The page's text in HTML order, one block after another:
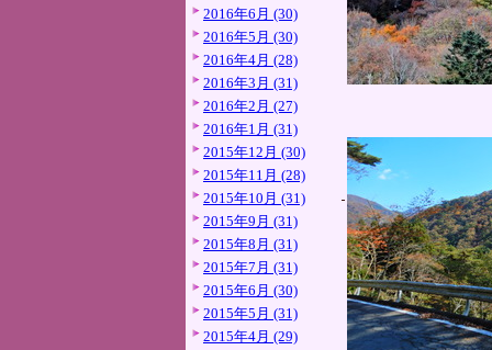
2016年6月 (30)
2016年5月 (30)
2016年4月 (28)
2016年3月 (31)
2016年2月 (27)
2016年1月 (31)
2015年12月 (30)
2015年11月 (28)
2015年10月 (31)
2015年9月 (31)
2015年8月 (31)
2015年7月 (31)
2015年6月 (30)
2015年5月 (31)
2015年4月 (29)